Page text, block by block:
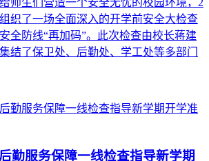
织了一场全面深入的开学前安全大检查
全防线“再加码”。此次检查由校长蒋建
结了保卫处、后勤处、学工处等多部门
勤服务保障一线检查指导新学期